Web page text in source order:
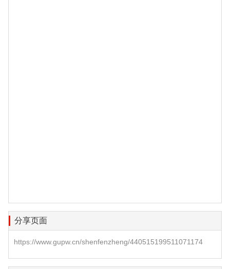
分享页面
https://www.gupw.cn/shenfenzheng/440515199511071174